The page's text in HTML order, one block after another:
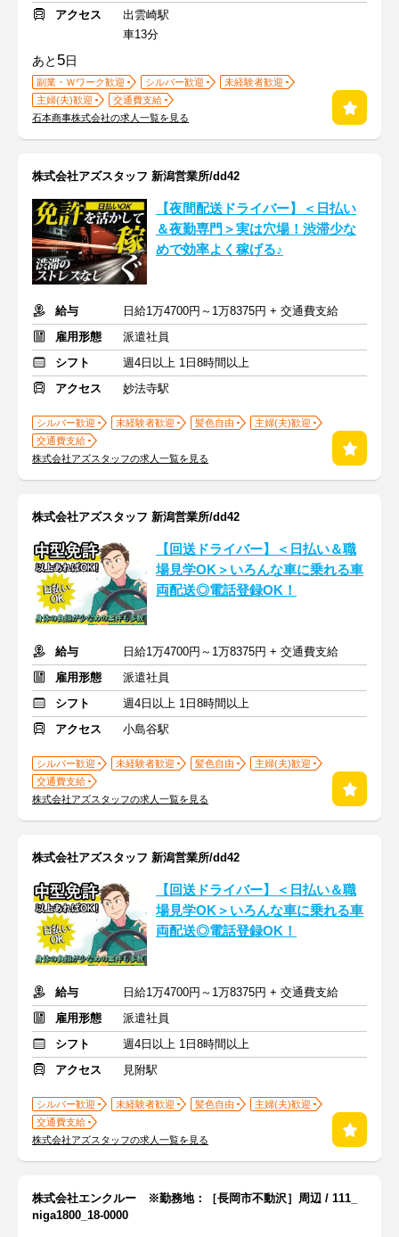
アクセス
出雲崎駅
車13分
あと 5日
副業・Ｗワーク歓迎 シルバー歓迎
未経験者歓迎
主婦(夫)歓迎
交通費支給
石本商事株式会社の求人一覧を見る
株式会社アズスタッフ 新潟営業所/dd42
【夜間配送ドライバー】＜日払い
＆夜勤専門＞実は穴場！渋滞少な
めで効率よく稼げる♪
給与
日給1万4700円～1万8375円 + 交通費支給
雇用形態
派遣社員
シフト
週4日以上 1日8時間以上
アクセス
妙法寺駅
シルバー歓迎 未経験者歓迎 髪色自由
主婦(夫)歓迎
交通費支給
株式会社アズスタッフの求人一覧を見る
株式会社アズスタッフ 新潟営業所/dd42
【回送ドライバー】＜日払い＆職
場見学OK＞いろんな車に乗れる車
両配送◎電話登録OK！
給与
日給1万4700円～1万8375円 + 交通費支給
雇用形態
派遣社員
シフト
週4日以上 1日8時間以上
アクセス
小島谷駅
シルバー歓迎 未経験者歓迎 髪色自由
主婦(夫)歓迎
交通費支給
株式会社アズスタッフの求人一覧を見る
株式会社アズスタッフ 新潟営業所/dd42
【回送ドライバー】＜日払い＆職
場見学OK＞いろんな車に乗れる車
両配送◎電話登録OK！
給与
日給1万4700円～1万8375円 + 交通費支給
雇用形態
派遣社員
シフト
週4日以上 1日8時間以上
アクセス
見附駅
シルバー歓迎 未経験者歓迎 髪色自由
主婦(夫)歓迎
交通費支給
株式会社アズスタッフの求人一覧を見る
株式会社エンクルー ※勤務地：［長岡市不動沢］周辺 / 111_
niga1800_18-0000